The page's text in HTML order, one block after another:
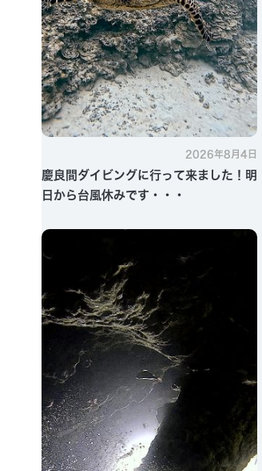
2026年8月4日
慶良間ダイビングに行って来ました！明
日から台風休みです・・・